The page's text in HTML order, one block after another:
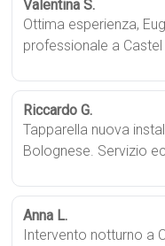
Valentina S.
Ottima esperienza,
professionale a Castel
Riccardo G.
Tapparella nuova
Bolognese. Servizio
Anna L.
Intervento notturno a